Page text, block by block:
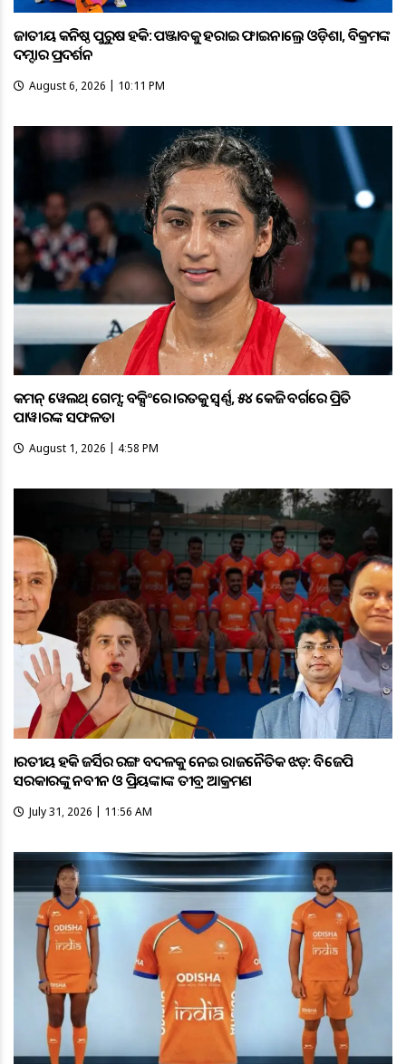
ଜାତୀୟ କନିଷ୍ଠ ପୁରୁଷ ହକି: ପଞ୍ଜାବକୁ ହରାଇ ଫାଇନାଲ୍ରେ ଓଡ଼ିଶା, ବିକ୍ରମଙ୍କ
ଦମ୍ଦାର ପ୍ରଦର୍ଶନ
August 6, 2026 | 10:11 PM
କମନ୍ ୱେଲଥ୍ ଗେମ୍ସ: ବକ୍ସିଂରେ ଭାରତକୁ ସ୍ବର୍ଣ୍ଣ, ୫୪ କେଜି ବର୍ଗରେ ପ୍ରିତି
ପାୱାରଙ୍କ ସଫଳତା
August 1, 2026 | 4:58 PM
ଭାରତୀୟ ହକି ଜର୍ସିର ରଙ୍ଗ ବଦଳକୁ ନେଇ ରାଜନୈତିକ ଝଡ଼: ବିଜେପି
ସରକାରଙ୍କୁ ନବୀନ ଓ ପ୍ରିୟଙ୍କାଙ୍କ ତୀବ୍ର ଆକ୍ରମଣ
July 31, 2026 | 11:56 AM